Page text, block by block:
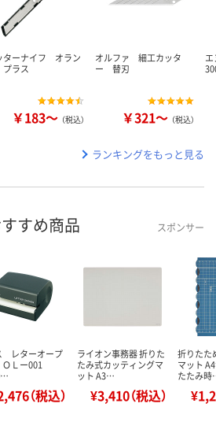
ターナイフ オラン
ラス
￥183～ （税込）
オルファ 細工カッタ
ー 替刃
￥321～ （税込）
ランキングをもっと見る
すめ商品 スポンサー
レターオープ
Ｌー001
（税込）
ライオン事務器 折りた
たみ式カッティングマ
ット A3…
¥3,410（税込）
折りたた
マット
たたみ